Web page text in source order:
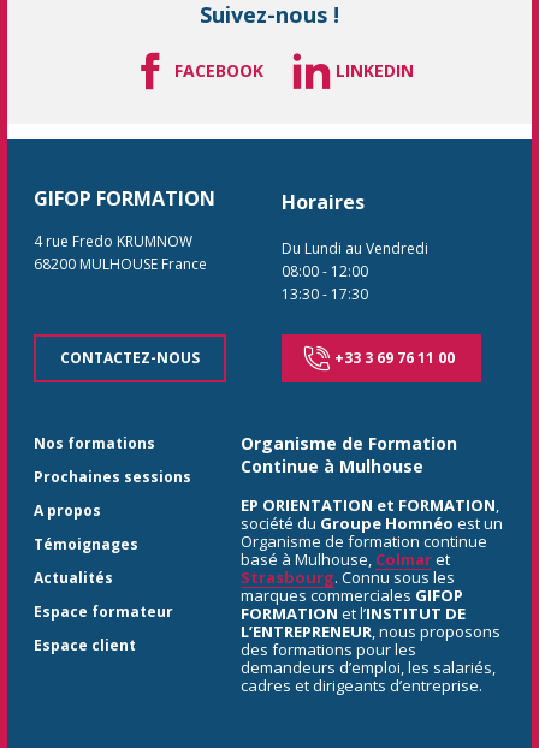
Suivez-nous !
FACEBOOK LINKEDIN
GIFOP FORMATION
4 rue Fredo KRUMNOW
68200 MULHOUSE France
CONTACTEZ-NOUS
Horaires
Du Lundi au Vendredi
08:00- 12:00
13:30- 17:30
+33 3 69 76 11 00
Nos formations
Prochaines sessions
A propos
Témoignages
Actualités
Espace formateur
Espace client
Organisme de Formation
Continue à Mulhouse
EP ORIENTATION et FORMATION,
société du Groupe Homnéo est un
Organisme de formation continue
basé à Mulhouse, Colmaret
Strasbourg. Connu sous les
marques commerciales GIFOP
FORMATION et l’INSTITUT DE
L’ENTREPRENEUR, nous proposons
des formations pour les
demandeurs d’emploi, les salariés,
cadres et dirigeants d’entreprise.